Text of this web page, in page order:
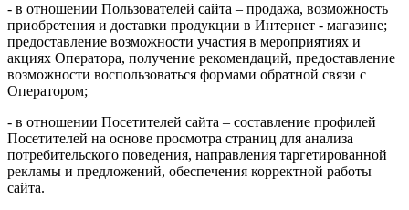
- в отношении Пользователей сайта – продажа, возможность
приобретения и доставки продукции в Интернет - магазине;
предоставление возможности участия в мероприятиях и
акциях Оператора, получение рекомендаций, предоставление
возможности воспользоваться формами обратной связи с
Оператором;
- в отношении Посетителей сайта – составление профилей
Посетителей на основе просмотра страниц для анализа
потребительского поведения, направления таргетированной
рекламы и предложений, обеспечения корректной работы
сайта.